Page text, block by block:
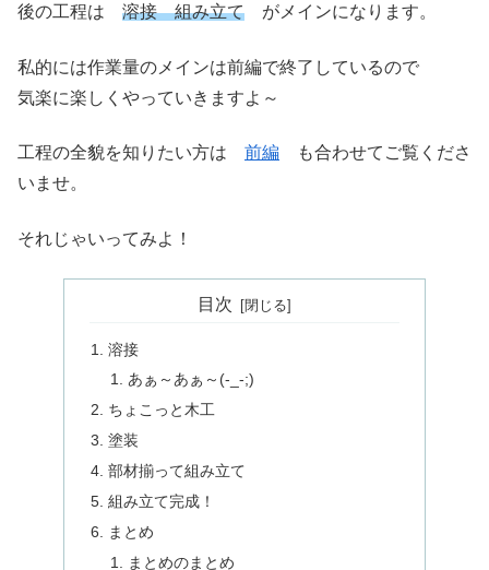
後の工程は 溶接 組み立て がメインになります。
私的には作業量のメインは前編で終了しているので
気楽に楽しくやっていきますよ～
工程の全貌を知りたい方は 前編 も合わせてご覧くださ
いませ。
それじゃいってみよ！
目次
溶接
あぁ～あぁ～(-_-;)
ちょこっと木工
塗装
部材揃って組み立て
組み立て完成！
まとめ
まとめのまとめ